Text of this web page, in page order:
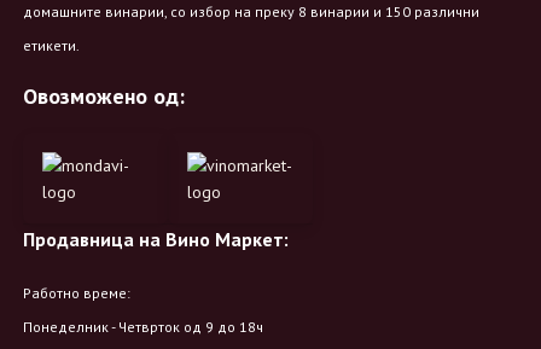
домашните винарии, со избор на преку 8 винарии и 150 различни
етикети.
Овозможено од:
Продавница на Вино Маркет:
Работно време:
Понеделник - Четврток од 9 до 18ч